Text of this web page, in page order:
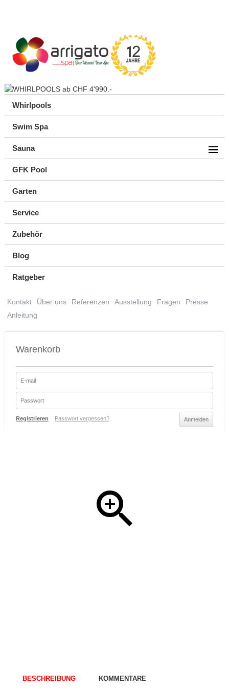
Whirlpools
Swim Spa
Sauna
GFK Pool
Garten
Service
Zubehör
Blog
Ratgeber
Kontakt Über uns Referenzen Ausstellung Fragen
Presse
Anleitung
Warenkorb
Registrieren Passwort vergessen?
BESCHREIBUNG KOMMENTARE